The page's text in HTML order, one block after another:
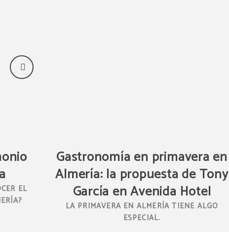
EL
Gastronomía en primavera en
Almería: la propuesta de Tony
García en Avenida Hotel
LA PRIMAVERA EN ALMERÍA TIENE ALGO
ESPECIAL.